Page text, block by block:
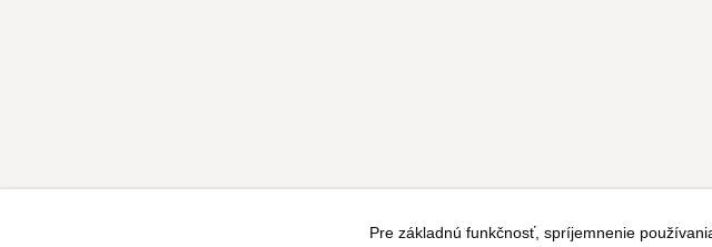
Pre základnú funkčnosť, spríjemnenie